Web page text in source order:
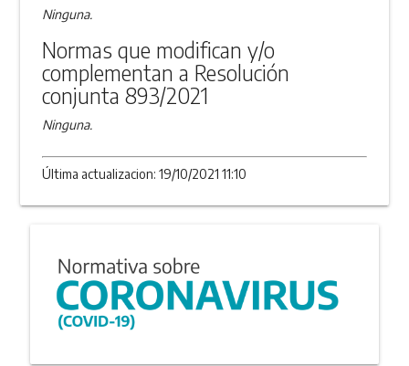
Ninguna.
Normas que modifican y/o
complementan a Resolución
conjunta 893/2021
Ninguna.
Última actualizacion: 19/10/2021 11:10